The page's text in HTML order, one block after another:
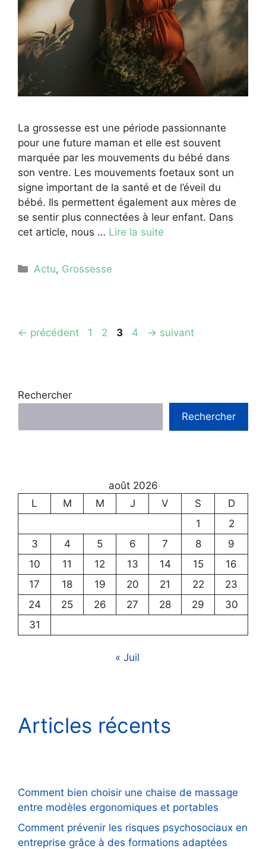
La grossesse est une période passionnante
pour une future maman et elle est souvent
marquée par les mouvements du bébé dans
son ventre. Les mouvements foetaux sont un
signe important de la santé et de l’éveil du
bébé. Ils permettent également aux mères de
se sentir plus connectées à leur enfant. Dans
cet article, nous … Lire la suite
Catégories
Actu, Grossesse
← précédent Page
1 Page
2 Page
3 Page
4 → suivant
Rechercher
Rechercher
août 2026
L
M M J V S
D
1
2
3
4 5 6 7 8
9
10
11 12 13 14 15
16
17
18 19 20 21 22
23
24
25 26 27 28 29
30
31
« Juil
Articles récents
Comment bien choisir une chaise de massage
entre modèles ergonomiques et portables
Comment prévenir les risques psychosociaux en
entreprise grâce à des formations adaptées